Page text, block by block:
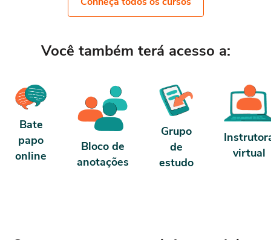
ter 10 horas de carga horária.
Você também terá acesso a:
Bate
papo
online
Bloco de
anotações
Grupo
de
estudo
virtual